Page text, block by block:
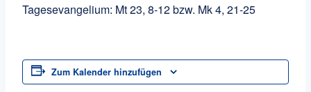
Tagesevangelium: Mt 23, 8-12 bzw. Mk 4, 21-25
Zum Kalender hinzufügen